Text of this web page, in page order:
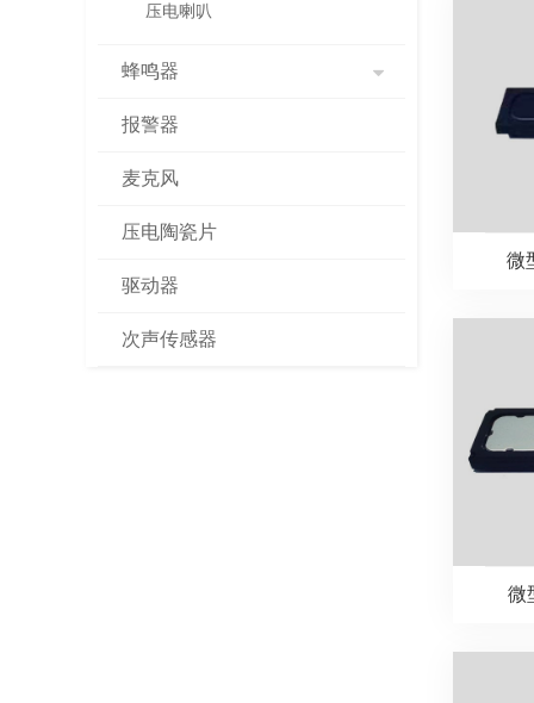
压电喇叭
蜂鸣器
报警器
麦克风
压电陶瓷片
驱动器
次声传感器
微
微